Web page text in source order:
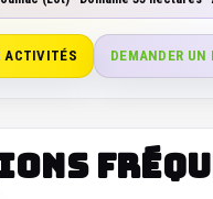
ACTIVITÉS DEMANDER UN